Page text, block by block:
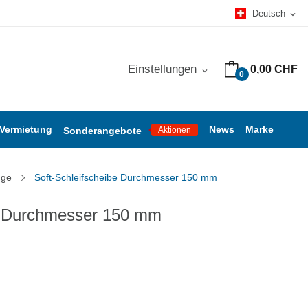
Deutsch expand_more
0 0,00 CHF
Einstellungen expand_more
Sonderangebote Aktionen News Marke
Soft-Schleifscheibe Durchmesser 150 mm
150 mm